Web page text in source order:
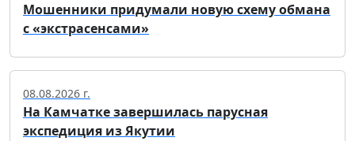
Мошенники придумали новую схему обмана
с «экстрасенсами»
08.08.2026 г.
На Камчатке завершилась парусная
экспедиция из Якутии